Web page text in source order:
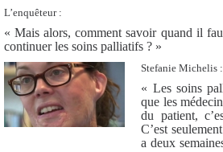
L’enquêteur :
« Mais alors, comment savoir quand il
continuer les soins palliatifs ? »
Stefanie Michelis :
« Les soins
que les
du patient,
C’est
a deux